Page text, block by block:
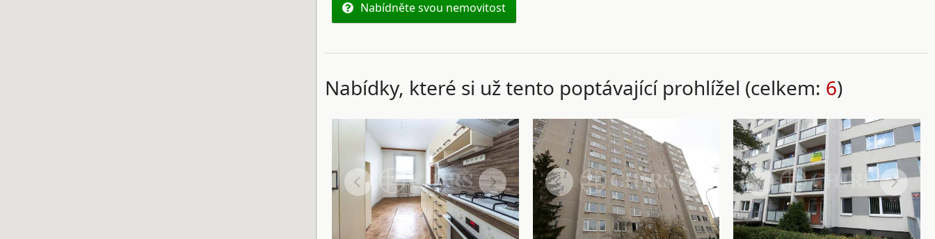
Nabídněte svou nemovitost
Nabídky, které si už tento poptávající prohlížel (celkem: 6)